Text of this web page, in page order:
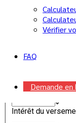
Vérifier
FAQ
Demande en
Amortissement
année(s)
année(s)30
Fréquence des
Montant du
$
Intérêt du